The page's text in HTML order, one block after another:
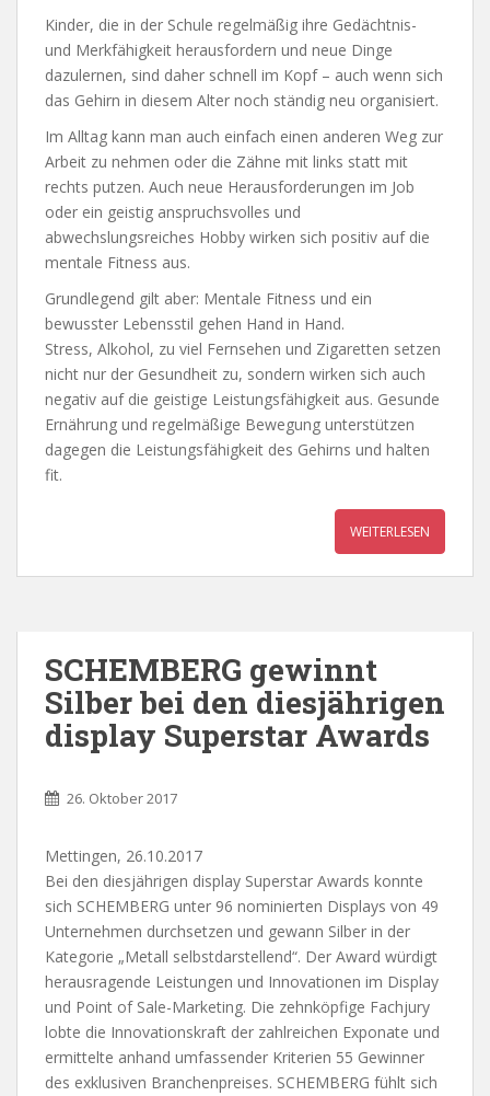
Kinder, die in der Schule regelmäßig ihre Gedächtnis-
und Merkfähigkeit herausfordern und neue Dinge
dazulernen, sind daher schnell im Kopf – auch wenn sich
das Gehirn in diesem Alter noch ständig neu organisiert.
Im Alltag kann man auch einfach einen anderen Weg zur
Arbeit zu nehmen oder die Zähne mit links statt mit
rechts putzen. Auch neue Herausforderungen im Job
oder ein geistig anspruchsvolles und
abwechslungsreiches Hobby wirken sich positiv auf die
mentale Fitness aus.
Grundlegend gilt aber: Mentale Fitness und ein
bewusster Lebensstil gehen Hand in Hand.
Stress, Alkohol, zu viel Fernsehen und Zigaretten setzen
nicht nur der Gesundheit zu, sondern wirken sich auch
negativ auf die geistige Leistungsfähigkeit aus. Gesunde
Ernährung und regelmäßige Bewegung unterstützen
dagegen die Leistungsfähigkeit des Gehirns und halten
fit.
WEITERLESEN
SCHEMBERG gewinnt
Silber bei den diesjährigen
display Superstar Awards
26. Oktober 2017
Mettingen, 26.10.2017
Bei den diesjährigen display Superstar Awards konnte
sich SCHEMBERG unter 96 nominierten Displays von 49
Unternehmen durchsetzen und gewann Silber in der
Kategorie „Metall selbstdarstellend“. Der Award würdigt
herausragende Leistungen und Innovationen im Display
und Point of Sale-Marketing. Die zehnköpfige Fachjury
lobte die Innovationskraft der zahlreichen Exponate und
ermittelte anhand umfassender Kriterien 55 Gewinner
des exklusiven Branchenpreises. SCHEMBERG fühlt sich